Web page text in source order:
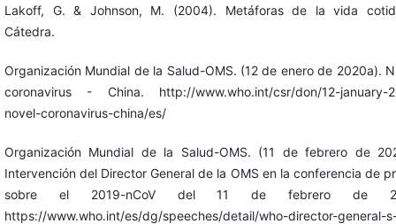
Lakoff, G. & Johnson, M. (2004). Metáforas de la vida
Cátedra.
Organización Mundial de la Salud-OMS. (12 de enero de 2020a).
coronavirus - China. http://www.who.int/csr/don/12-january-
novel-coronavirus-china/es/
Organización Mundial de la Salud-OMS. (11 de febrero de
Intervención del Director General de la OMS en la conferencia de
sobre ‎el 2019-nCoV del 11 de febrero de
https://www.who.int/es/dg/speeches/detail/who-director-general-